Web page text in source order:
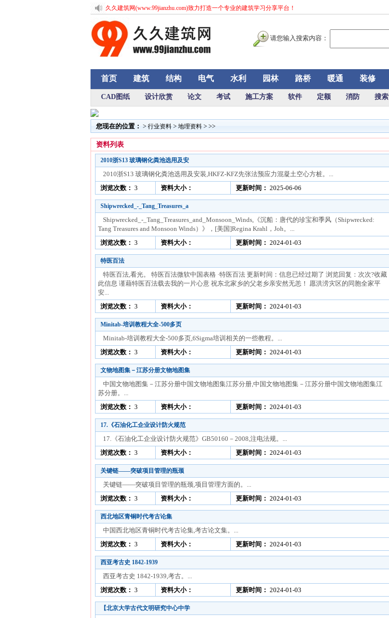
久久建筑网(www.99jianzhu.com)致力打造一个专业的建筑学习分享平台！
请您输入搜索内容：
首页 建筑 结构 电气 水利 园林 路桥 暖通 装修
CAD图纸 设计欣赏 论文 考试 施工方案 软件 定额 消防 搜索
您现在的位置： > 行业资料 > 地理资料 > >>
资料列表
2010浙S13 玻璃钢化粪池选用及安
2010浙S13 玻璃钢化粪池选用及安装,HKFZ-KFZ先张法预应力混凝土空心方桩。...
浏览次数： 3 资料大小： 更新时间： 2025-06-06
Shipwrecked_-_Tang_Treasures_a
Shipwrecked_-_Tang_Treasures_and_Monsoon_Winds,《沉船：唐代的珍宝和季风（Shipwrecked:
Tang Treasures and Monsoon Winds）》，[美国]Regina Krahl，Joh。...
浏览次数： 3 资料大小： 更新时间： 2024-01-03
特医百法
特医百法,看光。 特医百法微软中国表格 ·特医百法 更新时间：信息已经过期了 浏览回复：次次?收藏
此信息 谨藉特医百法载去我的一片心意 祝东北家乡的父老乡亲安然无恙！ 愿洪涝灾区的同胞全家平
安...
浏览次数： 3 资料大小： 更新时间： 2024-01-03
Minitab-培训教程大全-500多页
Minitab-培训教程大全-500多页,6Sigma培训相关的一些教程。...
浏览次数： 3 资料大小： 更新时间： 2024-01-03
文物地图集－江苏分册文物地图集
中国文物地图集－江苏分册中国文物地图集江苏分册,中国文物地图集－江苏分册中国文物地图集江
苏分册。...
浏览次数： 3 资料大小： 更新时间： 2024-01-03
17.《石油化工企业设计防火规范
17.《石油化工企业设计防火规范》GB50160－2008,注电法规。...
浏览次数： 3 资料大小： 更新时间： 2024-01-03
关键链——突破项目管理的瓶颈
关键链——突破项目管理的瓶颈,项目管理方面的。...
浏览次数： 3 资料大小： 更新时间： 2024-01-03
西北地区青铜时代考古论集
中国西北地区青铜时代考古论集,考古论文集。...
浏览次数： 3 资料大小： 更新时间： 2024-01-03
西亚考古史 1842-1939
西亚考古史 1842-1939,考古。...
浏览次数： 3 资料大小： 更新时间： 2024-01-03
【北京大学古代文明研究中心中学